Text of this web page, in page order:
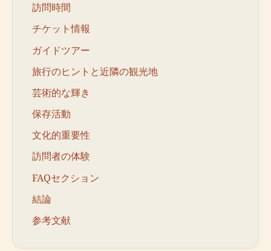
訪問時間
チケット情報
ガイドツアー
旅行のヒントと近隣の観光地
芸術的な輝き
保存活動
文化的重要性
訪問者の体験
FAQセクション
結論
参考文献